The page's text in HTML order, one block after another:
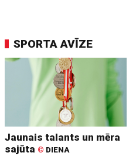
SPORTA AVĪZE
Jaunais talants un mēra
sajūta © DIENA